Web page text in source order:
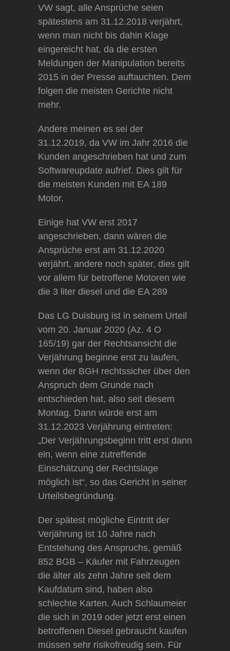
VW sagt, alle Ansprüche seien
spätestens am 31.12.2018 verjährt,
wenn man nicht bis dahin Klage
eingereicht hat, da die ersten
Meldungen der Manipulation bereits
2015 in der Presse auftauchten. Dem
folgen die meisten Gerichte nicht
mehr.
Andere meinen es sei der
31.12.2019, da VW im Jahr 2016 die
Kunden angeschrieben hat und zum
Softwareupdate aufrief. Dies gilt für
die meisten Kunden mit EA 189
Motor.
Einige hat VW erst 2017
angeschrieben, dann wären die
Ansprüche erst am 31.12.2020
verjährt, andere noch später, dies gilt
vor allem für betroffene Motoren wie
die 3 liter diesel und die EA 289
Das LG Duisburg ist in seinem Urteil
vom 20. Januar 2020 (Az. 4 O
165/19) gar der Rechtsansicht die
Verjährung beginne erst zu laufen,
wenn der BGH rechtssicher über den
Anspruch dem Grunde nach
entschieden hat, also seit diesem
Montag. Dann würde erst am
31.12.2023 Verjährung eintreten:
„Der Verjährungsbeginn tritt erst dann
ein, wenn eine zutreffende
Einschätzung der Rechtslage
möglich ist“, so das Gericht in seiner
Urteilsbegründung.
Der spätest mögliche Eintritt der
Verjährung ist 10 Jahre nach
Entstehung des Anspruchs, gemäß
852 BGB – Käufer mit Fahrzeugen
die älter als zehn Jahre seit dem
Kaufdatum sind, haben also
schlechte Karten. Auch Schlaumeier
die sich in 2019 oder jetzt erst einen
betroffenen Diesel gebraucht kaufen
müssen sehr risikofreudig sein. Für